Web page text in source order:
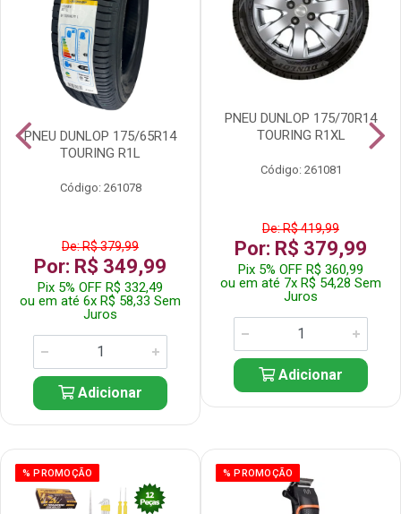
PNEU DUNLOP 175/65R14
TOURING R1L
Código: 261078
De: R$ 379,99
Por: R$ 349,99
Pix 5% OFF R$ 332,49
ou em até 6x R$ 58,33 Sem
Juros
Adicionar
PNEU DUNLOP 175/70R14
TOURING R1XL
Código: 261081
De: R$ 419,99
Por: R$ 379,99
Pix 5% OFF R$ 360,99
ou em até 7x R$ 54,28 Sem
Juros
Adicionar
% PROMOÇÃO % PROMOÇÃO